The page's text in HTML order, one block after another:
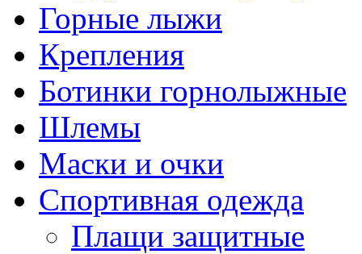
Горные лыжи
Крепления
Ботинки горнолыжные
Шлемы
Маски и очки
Спортивная одежда
Плащи защитные